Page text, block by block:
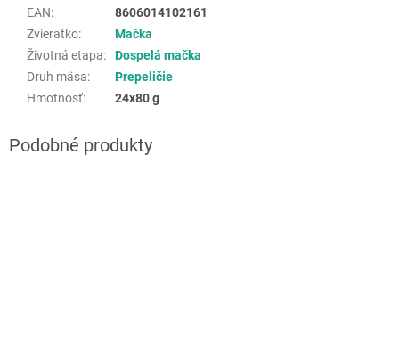
EAN:
8606014102161
Zvieratko:
Mačka
Životná etapa:
Dospelá mačka
Druh mäsa:
Prepeličie
Hmotnosť: 24x80 g